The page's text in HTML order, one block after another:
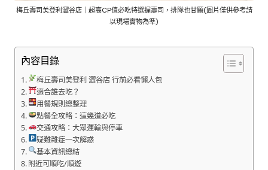
梅丘壽司美登利澀谷店｜超高CP值必吃特選握壽司，排隊也甘願(圖片僅供參考請
以現場實物為準)
內容目錄
梅丘壽司美登利 澀谷店 行前必看懶人包
適合誰去吃？
用餐規則總整理
點餐全攻略：這幾道必吃
交通攻略：大眾運輸與停車
疑難雜症一次解惑
基本資訊總結
附近可順吃/順遊